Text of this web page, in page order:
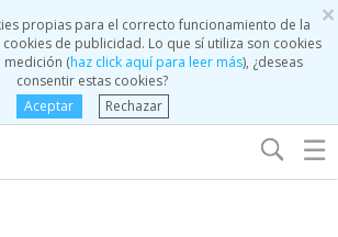
×
propias para el correcto funcionamiento de la
de publicidad. Lo que sí utiliza son cookies
medición (haz click aquí para leer más), ¿deseas
consentir estas cookies?
Aceptar
Rechazar
☰